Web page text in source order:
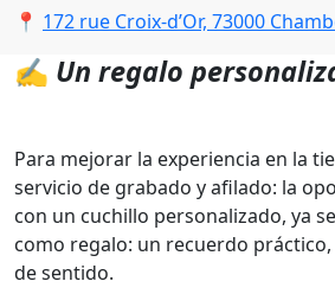
📍 172 rue Croix-d’Or, 73000
✍️ Un regalo
Para mejorar la experiencia en la
servicio de grabado y afilado: la
con un cuchillo personalizado, ya
como regalo: un recuerdo
de sentido.